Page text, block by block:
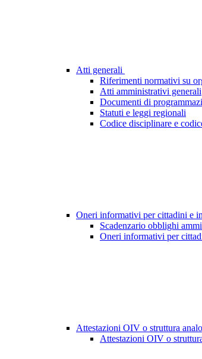
Atti generali
Riferimenti normativi su
Atti amministrativi generali
Documenti di
Statuti e leggi regionali
Codice disciplinare e
Oneri informativi per cittadini e
Scadenzario obblighi
Oneri informativi per
Attestazioni OIV o struttura
Attestazioni OIV o